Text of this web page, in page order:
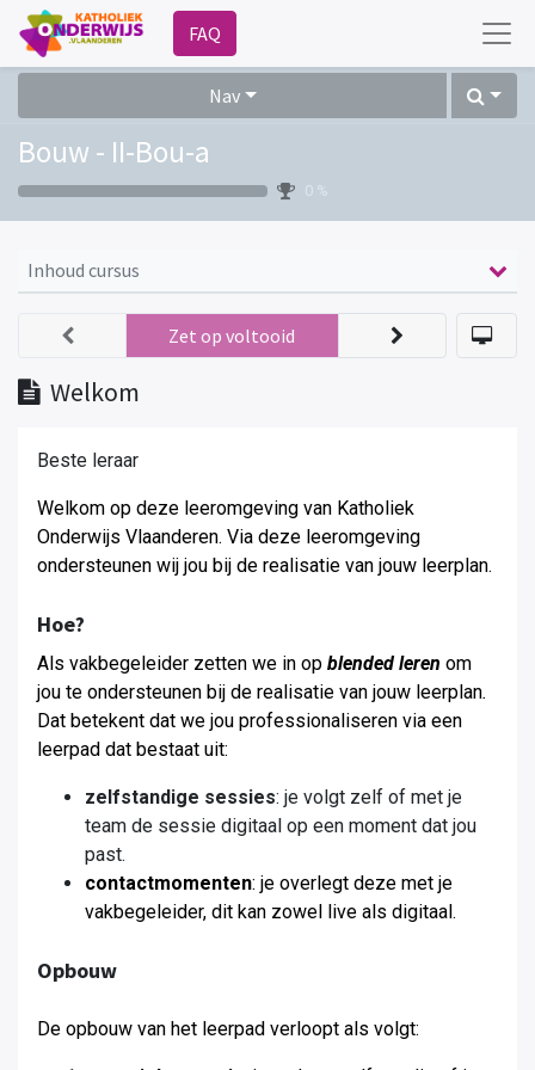
FAQ
Nav
Bouw - II-Bou-a
0 %
Inhoud cursus
Welkom
Zet op voltooid
Beste leraar
Welkom op deze leeromgeving van Katholiek
Onderwijs Vlaanderen. Via deze leeromgeving
ondersteunen wij jou bij de realisatie van jouw leerplan.
Hoe?
Als vakbegeleider zetten we in op blended leren om
jou te ondersteunen bij de realisatie van jouw leerplan.
Dat betekent dat we jou professionaliseren via een
leerpad dat bestaat uit:
zelfstandige sessies: je volgt zelf of met je
team de sessie digitaal op een moment dat jou
past.
contactmomenten: je overlegt deze met je
vakbegeleider, dit kan zowel live als digitaal.
Opbouw
De opbouw van het leerpad verloopt als volgt: